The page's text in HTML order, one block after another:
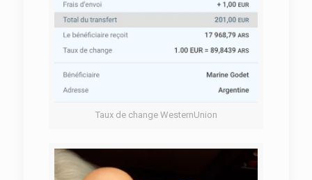
Taux de change WesternUnion